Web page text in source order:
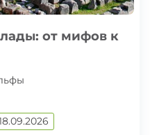
от мифов к